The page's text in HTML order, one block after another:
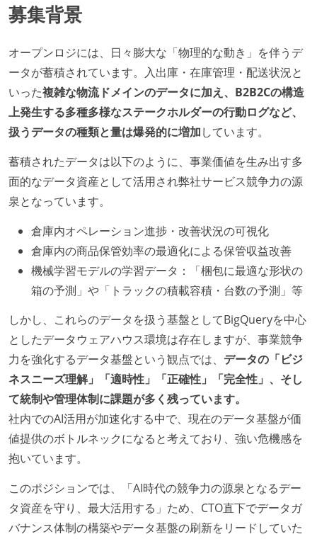
募集背景
オープンロジには、日々膨大な「物理的な動き」を伴うデ
ータが蓄積されています。入出庫・在庫管理・配送状況と
いった複雑な物流ドメインのデータに加え、B2B2Cの構造
上発生する多種多様なステークホルダーの行動ログなど、
扱うデータの種類と量は爆発的に増加しています。
蓄積されたデータは以下のように、事業価値を生み出す多
面的なデータ資産として活用され弊社サービス競争力の源
泉となっています。
倉庫内オペレーション進捗・改善状況の可視化
倉庫内の商品保管効率の最適化による保管収益改善
機械学習モデルの学習データ：「梱包に最適な形状の
箱の予測」や「トラックの積載容積・台数の予測」等
しかし、これらのデータを扱う基盤としてBigQueryを中心
としたデータウェアハウス環境は存在しますが、事業競争
力を強化するデータ基盤という観点では、 データの「ビジ
ネスニーズ理解」「適時性」「正確性」「完全性」、そし
て統制や管理体制に課題が多く残っています。
社内でのAI活用が加速化する中で、現在のデータ基盤が価
値提供のボトルネックになると考えており、強い危機感を
抱いています。
このポジションでは、「AI時代の競争力の源泉となるデー
タ資産を守り、最大活用する」ため、CTO直下でデータガ
バナンス体制の構築やデータ基盤の刷新をリードしていた